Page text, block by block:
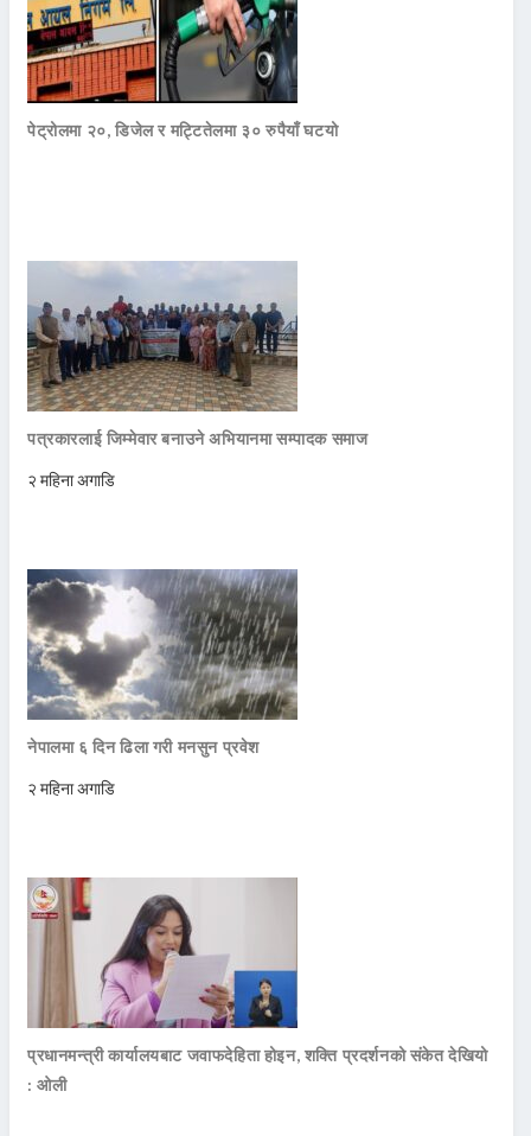
पेट्रोलमा २०, डिजेल र मट्टितेलमा ३० रुपैयाँ घटयो
पत्रकारलाई जिम्मेवार बनाउने अभियानमा सम्पादक समाज
२ महिना अगाडि
नेपालमा ६ दिन ढिला गरी मनसुन प्रवेश
२ महिना अगाडि
प्रधानमन्त्री कार्यालयबाट जवाफदेहिता होइन, शक्ति प्रदर्शनको संकेत देखियो
: ओली